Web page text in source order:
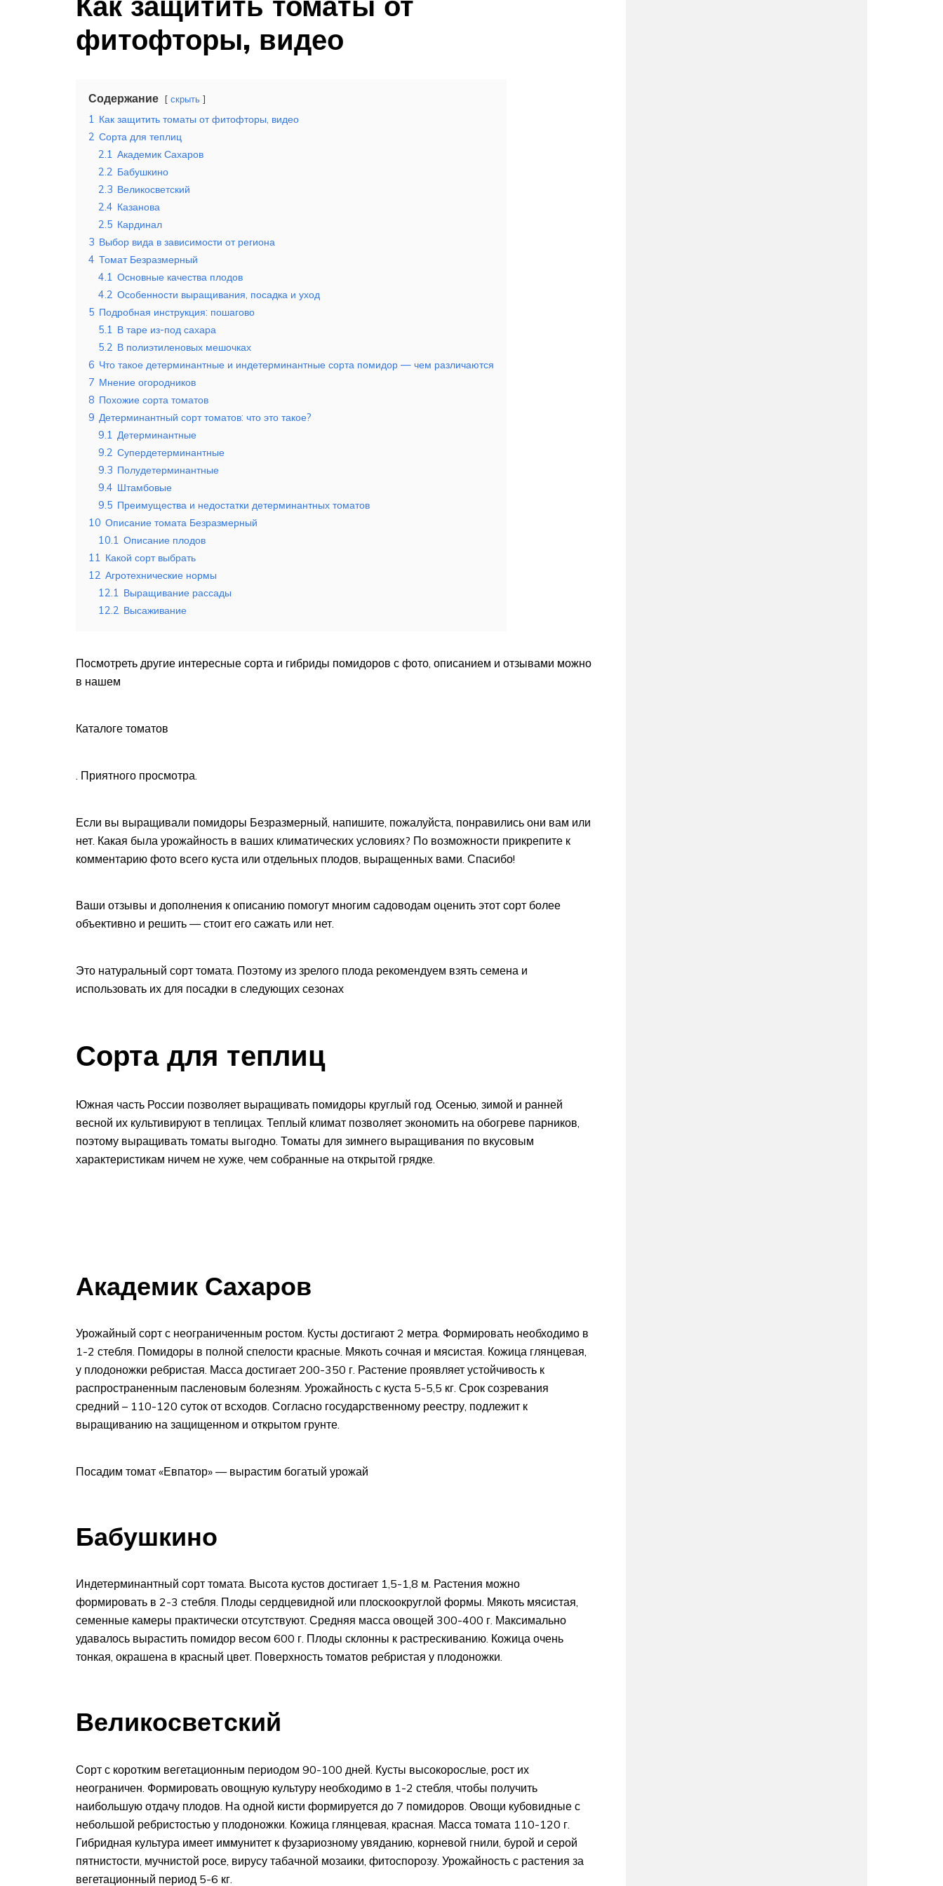
фитофторы, видео
Содержание скрыть
1 Как защитить томаты от фитофторы, видео
2 Сорта для теплиц
2.1 Академик Сахаров
2.2 Бабушкино
2.3 Великосветский
2.4 Казанова
2.5 Кардинал
3 Выбор вида в зависимости от региона
4 Томат Безразмерный
4.1 Основные качества плодов
4.2 Особенности выращивания, посадка и уход
5 Подробная инструкция: пошагово
5.1 В таре из-под сахара
5.2 В полиэтиленовых мешочках
6 Что такое детерминантные и индетерминантные сорта помидор — чем различаются
7 Мнение огородников
8 Похожие сорта томатов
9 Детерминантный сорт томатов: что это такое?
9.1 Детерминантные
9.2 Супердетерминантные
9.3 Полудетерминантные
9.4 Штамбовые
9.5 Преимущества и недостатки детерминантных томатов
10 Описание томата Безразмерный
10.1 Описание плодов
11 Какой сорт выбрать
12 Агротехнические нормы
12.1 Выращивание рассады
12.2 Высаживание
Посмотреть другие интересные сорта и гибриды помидоров с фото, описанием и отзывами можно
в нашем
Каталоге томатов
. Приятного просмотра.
Если вы выращивали помидоры Безразмерный, напишите, пожалуйста, понравились они вам или
нет. Какая была урожайность в ваших климатических условиях? По возможности прикрепите к
комментарию фото всего куста или отдельных плодов, выращенных вами. Спасибо!
Ваши отзывы и дополнения к описанию помогут многим садоводам оценить этот сорт более
объективно и решить — стоит его сажать или нет.
Это натуральный сорт томата. Поэтому из зрелого плода рекомендуем взять семена и
использовать их для посадки в следующих сезонах
Сорта для теплиц
Южная часть России позволяет выращивать помидоры круглый год. Осенью, зимой и ранней
весной их культивируют в теплицах. Теплый климат позволяет экономить на обогреве парников,
поэтому выращивать томаты выгодно. Томаты для зимнего выращивания по вкусовым
характеристикам ничем не хуже, чем собранные на открытой грядке.
Академик Сахаров
Урожайный сорт с неограниченным ростом. Кусты достигают 2 метра. Формировать необходимо в
1-2 стебля. Помидоры в полной спелости красные. Мякоть сочная и мясистая. Кожица глянцевая,
у плодоножки ребристая. Масса достигает 200-350 г. Растение проявляет устойчивость к
распространенным пасленовым болезням. Урожайность с куста 5-5,5 кг. Срок созревания
средний – 110-120 суток от всходов. Согласно государственному реестру, подлежит к
выращиванию на защищенном и открытом грунте.
Посадим томат «Евпатор» — вырастим богатый урожай
Бабушкино
Индетерминантный сорт томата. Высота кустов достигает 1,5-1,8 м. Растения можно
формировать в 2-3 стебля. Плоды сердцевидной или плоскоокруглой формы. Мякоть мясистая,
семенные камеры практически отсутствуют. Средняя масса овощей 300-400 г. Максимально
удавалось вырастить помидор весом 600 г. Плоды склонны к растрескиванию. Кожица очень
тонкая, окрашена в красный цвет. Поверхность томатов ребристая у плодоножки.
Великосветский
Сорт с коротким вегетационным периодом 90-100 дней. Кусты высокорослые, рост их
неограничен. Формировать овощную культуру необходимо в 1-2 стебля, чтобы получить
наибольшую отдачу плодов. На одной кисти формируется до 7 помидоров. Овощи кубовидные с
небольшой ребристостью у плодоножки. Кожица глянцевая, красная. Масса томата 110-120 г.
Гибридная культура имеет иммунитет к фузариозному увяданию, корневой гнили, бурой и серой
пятнистости, мучнистой росе, вирусу табачной мозаики, фитоспорозу. Урожайность с растения за
вегетационный период 5-6 кг.